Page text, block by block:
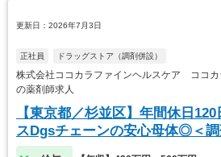
更新日：2026年7月3日
正社員 ドラッグストア（調剤併設）
株式会社ココカラファインヘルスケア ココ
の薬剤師求人
【東京都／杉並区】年間休日
スDgsチェーンの安心母体◎＜調